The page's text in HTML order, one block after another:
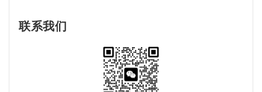
联系我们